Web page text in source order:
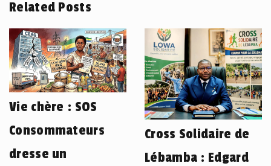
Related Posts
Vie chère : SOS
Consommateurs
dresse un
Cross Solidaire de
Lébamba : Edgard